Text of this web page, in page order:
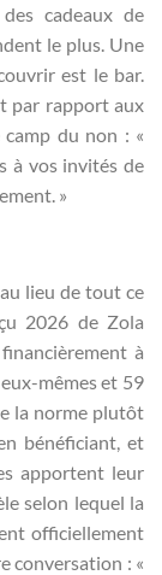
cadeaux de
le plus. Une
est le bar.
par rapport aux
du non : «
à vos invités de
»
lieu de tout ce
2026 de Zola
à
mêmes et 59
la norme plutôt
bénéficiant, et
apportent leur
selon lequel la
officiellement
conversation : «